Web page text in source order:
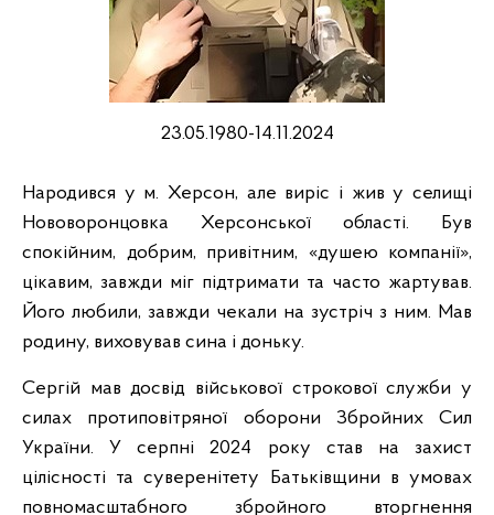
23.05.1980-14.11.2024
Народився у м. Херсон, але виріс і жив у селищі
Нововоронцовка Херсонської області. Був
спокійним, добрим, привітним, «душею компанії»,
цікавим, завжди міг підтримати та часто жартував.
Його любили, завжди чекали на зустріч з ним. Мав
родину, виховував сина і доньку.
Сергій мав досвід військової строкової служби у
силах протиповітряної оборони Збройних Сил
України. У серпні 2024 року став на захист
цілісності та суверенітету Батьківщини в умовах
повномасштабного збройного вторгнення